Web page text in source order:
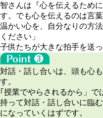
智さんは『心を伝えるため
す。でも心を伝えるのは言
温かい心を、自分なりの方
ください」
子供たちが大きな拍手を送っ
対話・話し合いは、頭も心
す。
｢授業でやらされるから」
持って対話・話し合いに臨
になっていくはずです。